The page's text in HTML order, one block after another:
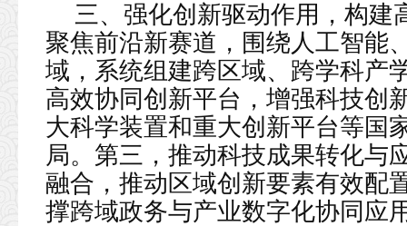
三、强化创新驱动作用，构建
聚焦前沿新赛道，围绕人工智能
域，系统组建跨区域、跨学科产
高效协同创新平台，增强科技创
大科学装置和重大创新平台等国
局。第三，推动科技成果转化与
融合，推动区域创新要素有效配
撑跨域政务与产业数字化协同应